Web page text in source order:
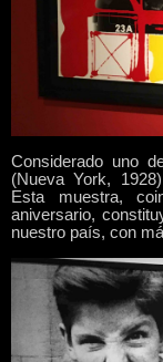
Considerado uno
(Nueva York,
Esta muestra,
aniversario,
nuestro país, con